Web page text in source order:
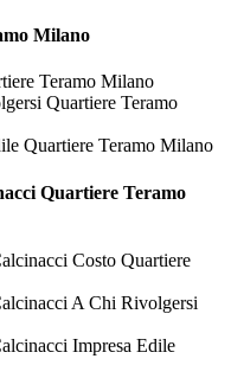
Milano
Teramo Milano
Quartiere Teramo
Quartiere Teramo Milano
Quartiere Teramo
Costo Quartiere
A Chi Rivolgersi
Impresa Edile